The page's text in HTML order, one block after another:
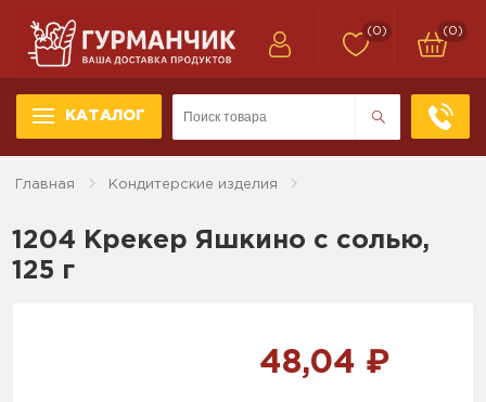
КАТАЛОГ
(0) (0)
Главная Кондитерские изделия
1204 Крекер Яшкино с солью,
125 г
48,04 ₽